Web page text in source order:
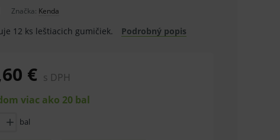
Značka: Kenda
12 ks leštiacich gumičiek. Podrobný popis
€ s DPH
viac ako 20 bal
bal